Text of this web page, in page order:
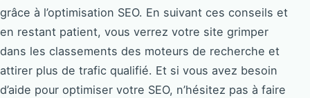
grâce à l’optimisation SEO. En suivant ces conseils et
en restant patient, vous verrez votre site grimper
dans les classements des moteurs de recherche et
attirer plus de trafic qualifié. Et si vous avez besoin
d’aide pour optimiser votre SEO, n’hésitez pas à faire